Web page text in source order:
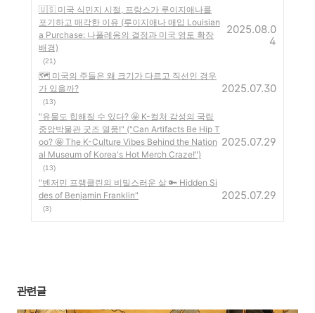
🇺🇸 미국 식민지 시절, 프랑스가 루이지애나를
포기하고 매각한 이유 (루이지애나 매입 Louisian
a Purchase: 나폴레옹의 결정과 미국 영토 확장
배경)
(21)
2025.08.0
4
🗺️ 미국의 주들은 왜 크기가 다르고 직선인 경우
가 있을까?
(13)
2025.07.30
"유물도 힙해질 수 있다? 🤩 K-컬처 감성의 국립
중앙박물관 굿즈 열풍!" ("Can Artifacts Be Hip T
oo? 🤩 The K-Culture Vibes Behind the Nation
al Museum of Korea's Hot Merch Craze!")
(13)
2025.07.29
"벤저민 프랭클린의 비밀스러운 삶 🔑 Hidden Si
des of Benjamin Franklin"
(3)
2025.07.29
관련글